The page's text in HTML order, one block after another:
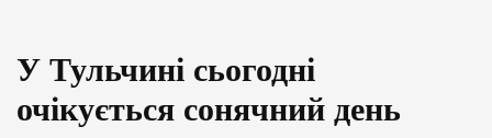
У Тульчині сьогодні
очікується сонячний день